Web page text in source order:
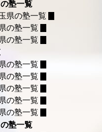
塾一覧
県の塾一覧
の塾一覧
の塾一覧
の塾一覧
の塾一覧
の塾一覧
の塾一覧
の塾一覧
塾一覧